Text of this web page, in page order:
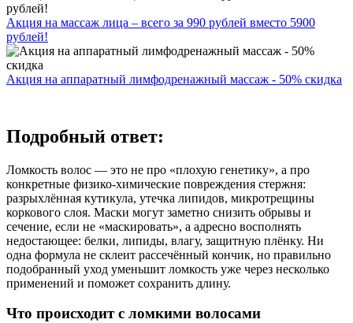
Акция на массаж лица – всего за 990 рублей вместо 5900
рублей!
Акция на аппаратный лимфодренажный массаж - 50% скидка
Подробный ответ:
Ломкость волос — это не про «плохую генетику», а про
конкретные физико‑химические повреждения стержня:
разрыхлённая кутикула, утечка липидов, микротрещины
коркового слоя. Маски могут заметно снизить обрывы и
сечение, если не «маскировать», а адресно восполнять
недостающее: белки, липиды, влагу, защитную плёнку. Ни
одна формула не склеит рассечённый кончик, но правильно
подобранный уход уменьшит ломкость уже через несколько
применений и поможет сохранить длину.
Что происходит с ломкими волосами